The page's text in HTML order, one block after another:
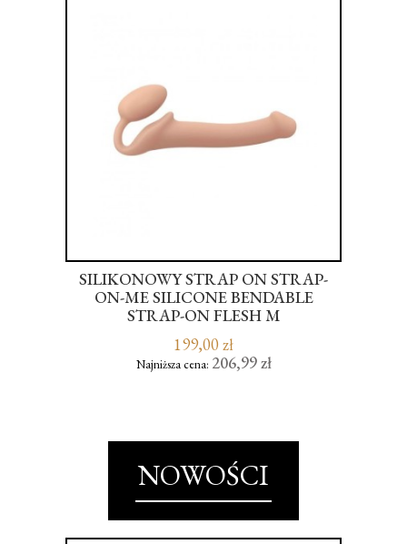
SILIKONOWY STRAP ON STRAP-
ON-ME SILICONE BENDABLE
STRAP-ON FLESH M
199,00 zł
Najniższa cena: 206,99 zł
NOWOŚCI